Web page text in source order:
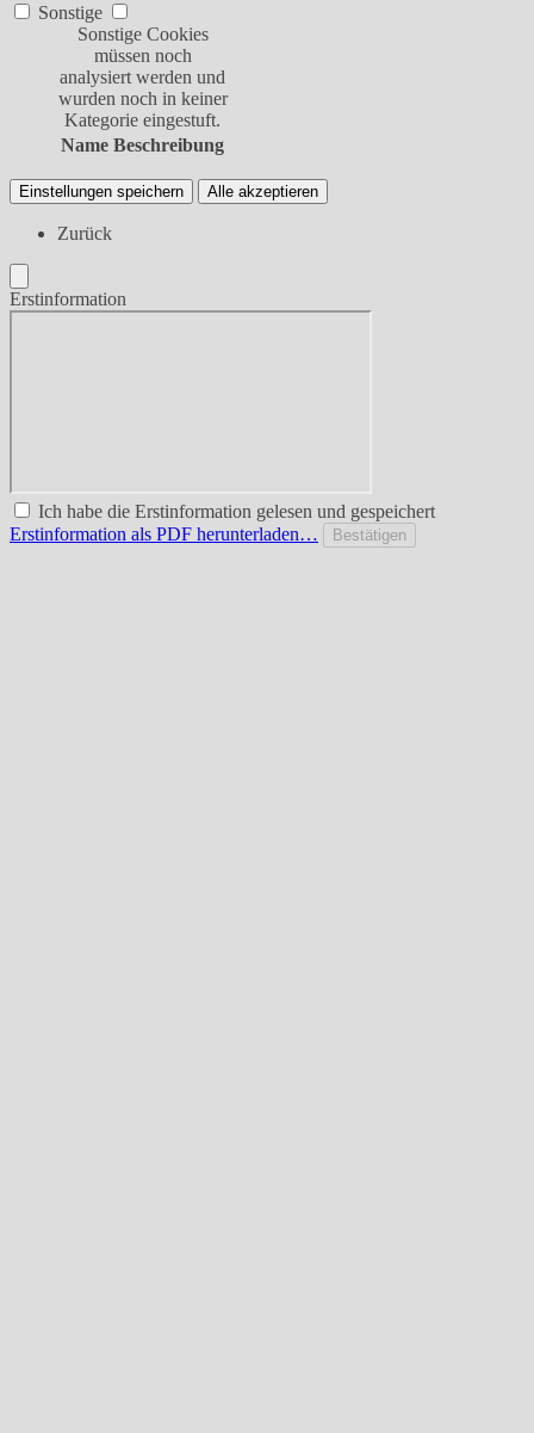
Sonstige
Sonstige Cookies
müssen noch
analysiert werden und
wurden noch in keiner
Kategorie eingestuft.
Name Beschreibung
Einstellungen speichern Alle akzeptieren
Zurück
Erstinformation
Ich habe die Erstinformation gelesen und gespeichert
Erstinformation als PDF herunterladen…
Bestätigen